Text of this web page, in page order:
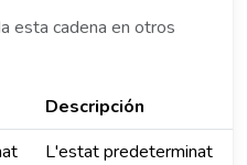
esta cadena en otros
Descripción
L'estat predeterminat